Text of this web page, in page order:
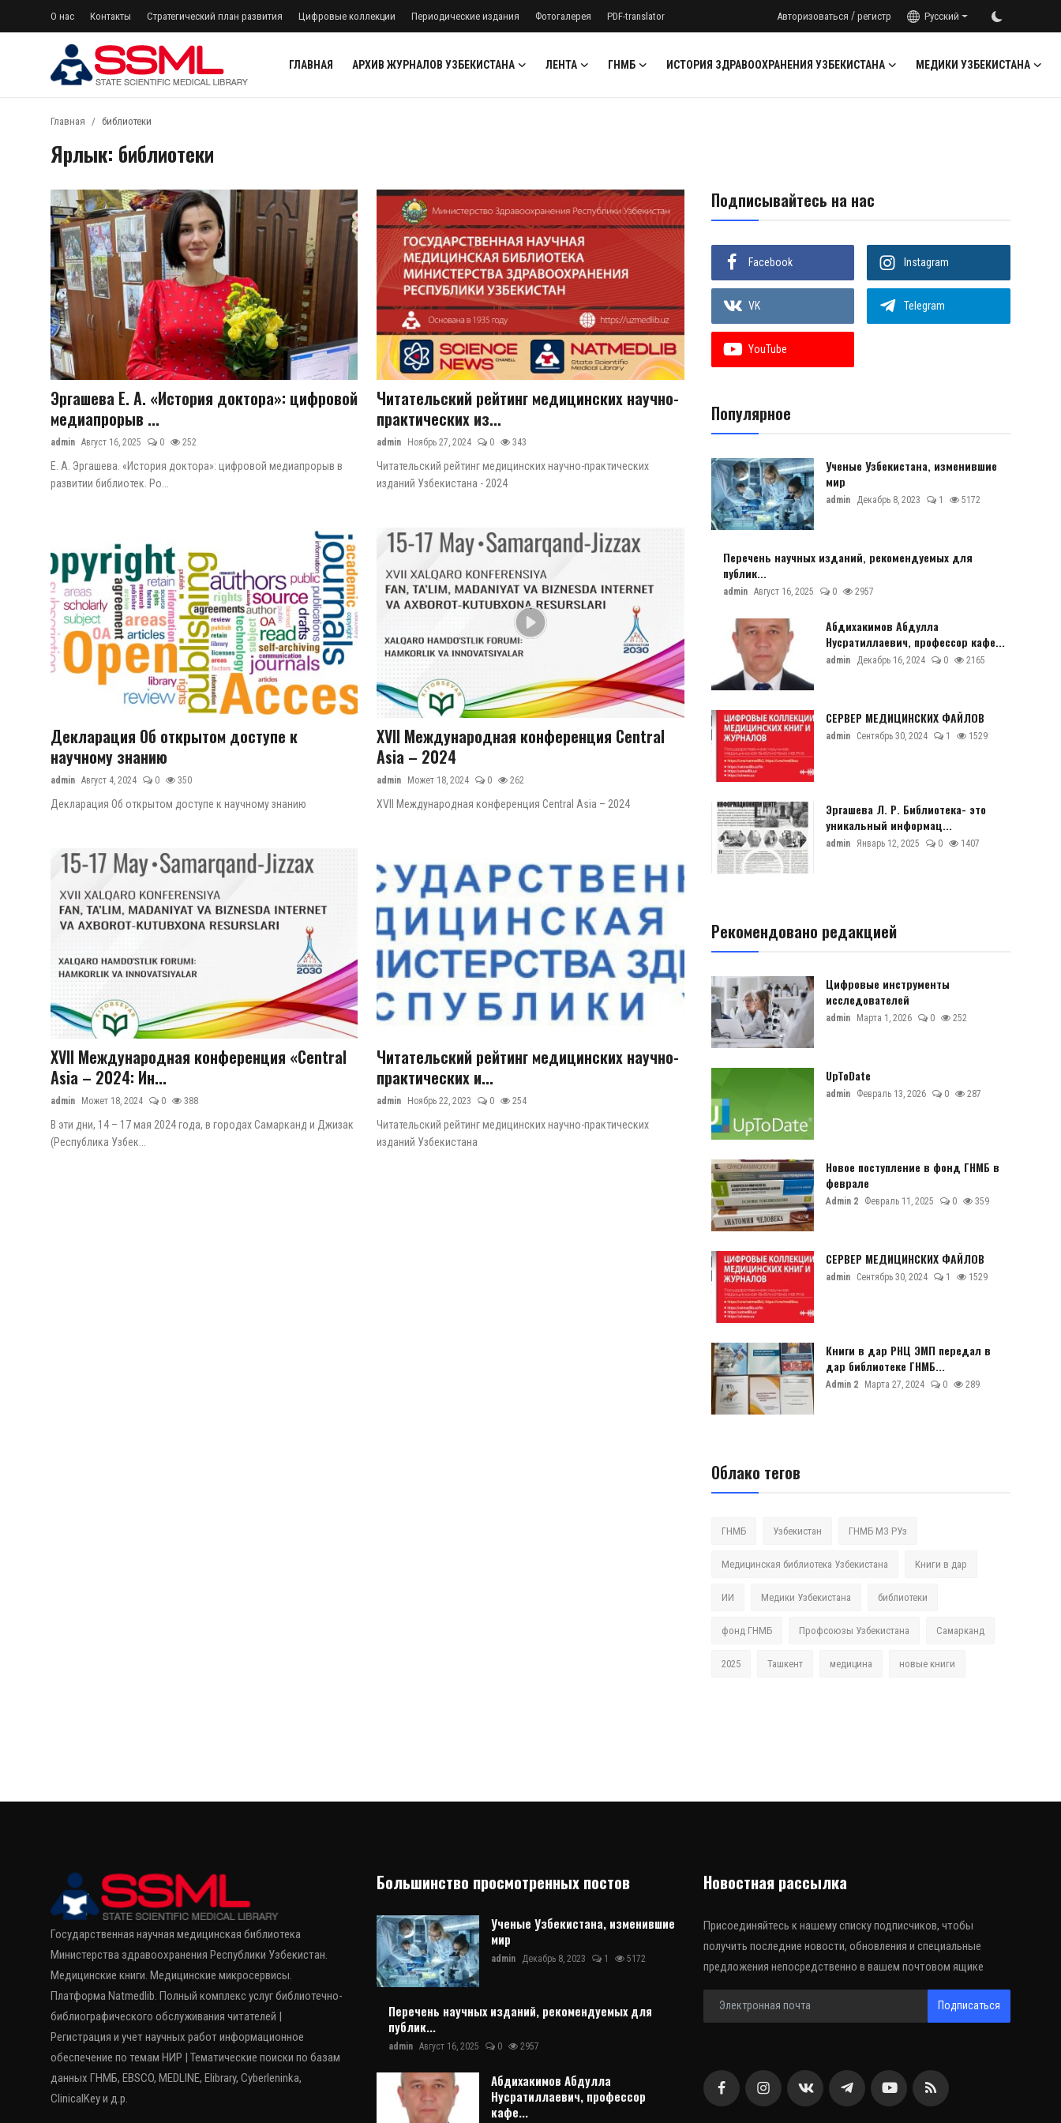
О нас Контакты Стратегический план развития Цифровые коллекции Периодические издания Фотогалерея PDF-translator Авторизоваться / регистр Русский
ГЛАВНАЯ АРХИВ ЖУРНАЛОВ УЗБЕКИСТАНА ЛЕНТА ГНМБ ИСТОРИЯ ЗДРАВООХРАНЕНИЯ УЗБЕКИСТАНА МЕДИКИ УЗБЕКИСТАНА
регистр
Архив журналов Узбекистана
Контакты
Стратегический план развития
Цифровые коллекции
История здравоохранения Узбекистана
Периодические издания
Фотогалерея
Статистика
PDF-translator
Антикоррупция
Русский
Главная библиотеки
Ярлык: библиотеки
Эргашева Е. А. «История доктора»: цифровой
медиапрорыв ...
admin Август 16, 2025 0 252
Е. А. Эргашева. «История доктора»: цифровой медиапрорыв в
развитии библиотек. Ро...
Читательский рейтинг медицинских научно-
практических из...
admin Ноябрь 27, 2024 0 343
Читательский рейтинг медицинских научно-практических
изданий Узбекистана - 2024
Декларация Об открытом доступе к
научному знанию
admin Август 4, 2024 0 350
Декларация Об открытом доступе к научному знанию
XVII Международная конференция Central
Asia – 2024
admin Может 18, 2024 0 262
XVII Международная конференция Central Asia – 2024
XVII Международная конференция «Central
Asia – 2024: Ин...
admin Может 18, 2024 0 388
В эти дни, 14 – 17 мая 2024 года, в городах Самарканд и Джизак
(Республика Узбек...
Читательский рейтинг медицинских научно-
практических и...
admin Ноябрь 22, 2023 0 254
Читательский рейтинг медицинских научно-практических
изданий Узбекистана
Подписывайтесь на нас
Facebook Instagram
VK Telegram
YouTube
Популярное
Ученые Узбекистана, изменившие
мир
admin Декабрь 8, 2023 1 5172
Перечень научных изданий, рекомендуемых для
публик...
admin Август 16, 2025 0 2957
Абдихакимов Абдулла
Нусратиллаевич, профессор кафе...
admin Декабрь 16, 2024 0 2165
СЕРВЕР МЕДИЦИНСКИХ ФАЙЛОВ
admin Сентябрь 30, 2024 1 1529
Эргашева Л. Р. Библиотека- это
уникальный информац...
admin Январь 12, 2025 0 1407
Рекомендовано редакцией
Цифровые инструменты
исследователей
admin Марта 1, 2026 0 252
UpToDate
admin Февраль 13, 2026 0 287
Новое поступление в фонд ГНМБ в
феврале
Admin 2 Февраль 11, 2025 0 359
СЕРВЕР МЕДИЦИНСКИХ ФАЙЛОВ
admin Сентябрь 30, 2024 1 1529
Книги в дар РНЦ ЭМП передал в
дар библиотеке ГНМБ...
Admin 2 Марта 27, 2024 0 289
Облако тегов
ГНМБ Узбекистан ГНМБ МЗ РУз
Медицинская библиотека Узбекистана Книги в дар
ИИ Медики Узбекистана библиотеки
фонд ГНМБ Профсоюзы Узбекистана Самарканд
2025 Ташкент медицина новые книги
Государственная научная медицинская библиотека
Министерства здравоохранения Республики Узбекистан.
Медицинские книги. Медицинские микросервисы.
Платформа Natmedlib. Полный комплекс услуг библиотечно-
библиографического обслуживания читателей |
Регистрация и учет научных работ информационное
обеспечение по темам НИР | Тематические поиски по базам
данных ГНМБ, EBSCO, MEDLINE, Elibrary, Cyberleninka,
ClinicalKey и д.р.
Большинство просмотренных постов
Ученые Узбекистана, изменившие
мир
admin Декабрь 8, 2023 1 5172
Перечень научных изданий, рекомендуемых для
публик...
admin Август 16, 2025 0 2957
Абдихакимов Абдулла
Нусратиллаевич, профессор
кафе...
Новостная рассылка
Присоединяйтесь к нашему списку подписчиков, чтобы
получить последние новости, обновления и специальные
предложения непосредственно в вашем почтовом ящике
Подписаться